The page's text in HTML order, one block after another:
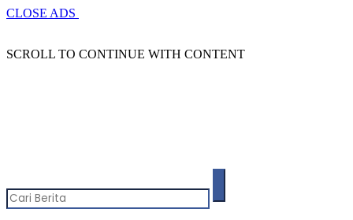
CLOSE ADS
SCROLL TO CONTINUE WITH CONTENT